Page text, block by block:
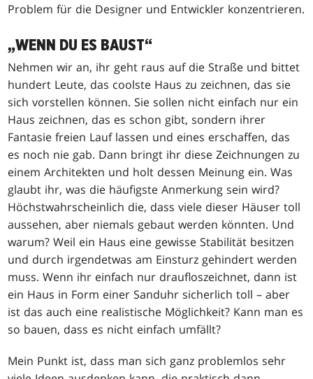
Problem für die Designer und Entwickler konzentrieren.
„WENN DU ES BAUST“
Nehmen wir an, ihr geht raus auf die Straße und bittet
hundert Leute, das coolste Haus zu zeichnen, das sie
sich vorstellen können. Sie sollen nicht einfach nur ein
Haus zeichnen, das es schon gibt, sondern ihrer
Fantasie freien Lauf lassen und eines erschaffen, das
es noch nie gab. Dann bringt ihr diese Zeichnungen zu
einem Architekten und holt dessen Meinung ein. Was
glaubt ihr, was die häufigste Anmerkung sein wird?
Höchstwahrscheinlich die, dass viele dieser Häuser toll
aussehen, aber niemals gebaut werden könnten. Und
warum? Weil ein Haus eine gewisse Stabilität besitzen
und durch irgendetwas am Einsturz gehindert werden
muss. Wenn ihr einfach nur draufloszeichnet, dann ist
ein Haus in Form einer Sanduhr sicherlich toll – aber
ist das auch eine realistische Möglichkeit? Kann man es
so bauen, dass es nicht einfach umfällt?
Mein Punkt ist, dass man sich ganz problemlos sehr